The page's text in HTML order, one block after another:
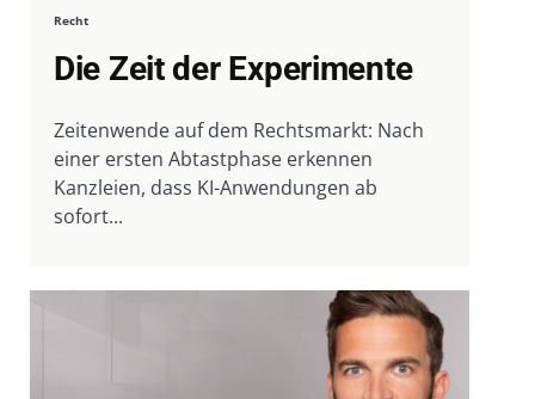
Recht
Die Zeit der Experimente
Zeitenwende auf dem Rechtsmarkt: Nach
einer ersten Abtastphase erkennen
Kanzleien, dass KI-Anwendungen ab
sofort...